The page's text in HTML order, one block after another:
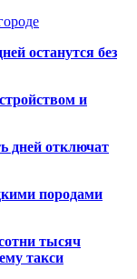
останутся без
и
дней отключат
породами
тысяч
такси